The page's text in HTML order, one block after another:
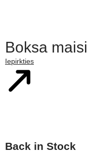
Boksa maisi
Iepirkties
Back in Stock